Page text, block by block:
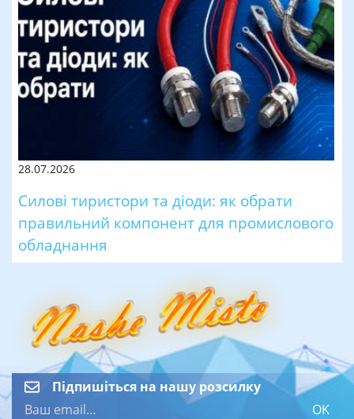
28.07.2026
Силові тиристори та діоди: як обрати
правильний компонент для промислового
обладнання
Підпишіться на нашу розсилку
OK